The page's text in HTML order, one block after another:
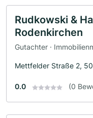
Rudkowski &
Rodenkirchen
Gutachter ·
Mettfelder Straße 2,
0.0 (0